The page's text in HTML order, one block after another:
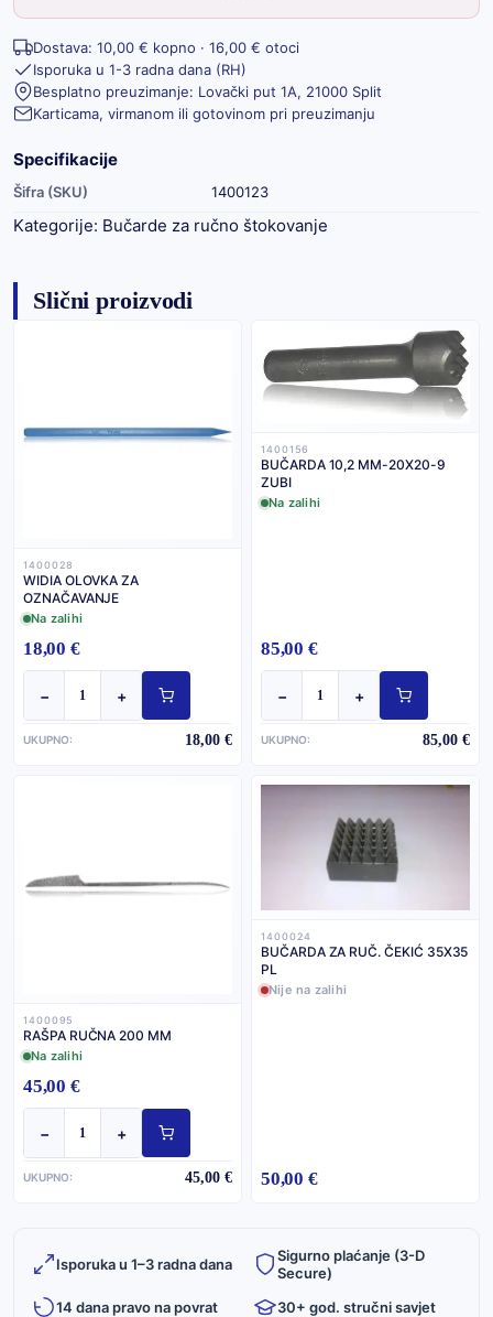
Dostava: 10,00 € kopno · 16,00 € otoci
Isporuka u 1-3 radna dana (RH)
Besplatno preuzimanje: Lovački put 1A, 21000 Split
Karticama, virmanom ili gotovinom pri preuzimanju
Specifikacije
Šifra (SKU) 1400123
Kategorije: Bučarde za ručno štokovanje
Slični proizvodi
1400028
WIDIA OLOVKA ZA
OZNAČAVANJE
Na zalihi
18,00 €
− +
UKUPNO: 18,00 €
1400156
BUČARDA 10,2 MM-20X20-9
ZUBI
Na zalihi
85,00 €
− +
UKUPNO: 85,00 €
1400095
RAŠPA RUČNA 200 MM
Na zalihi
45,00 €
− +
UKUPNO: 45,00 €
1400024
BUČARDA ZA RUČ. ČEKIĆ 35X35
PL
Nije na zalihi
50,00 €
Isporuka u 1–3 radna dana
Sigurno plaćanje (3-D
Secure)
14 dana pravo na povrat
30+ god. stručni savjet